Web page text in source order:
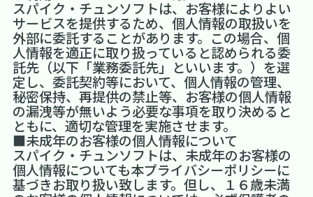
スパイク・チュンソフトは、お客様によりよい
サービスを提供するため、個人情報の取扱いを
外部に委託することがあります。この場合、個
人情報を適正に取り扱っていると認められる委
託先（以下「業務委託先」といいます。）を選
定し、委託契約等において、個人情報の管理、
秘密保持、再提供の禁止等、お客様の個人情報
の漏洩等が無いよう必要な事項を取り決めると
ともに、適切な管理を実施させます。
■未成年のお客様の個人情報について
スパイク・チュンソフトは、未成年のお客様の
個人情報についても本プライバシーポリシーに
基づきお取り扱い致します。但し、１６歳未満